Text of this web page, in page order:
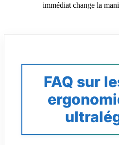
immédiat change la
FAQ sur